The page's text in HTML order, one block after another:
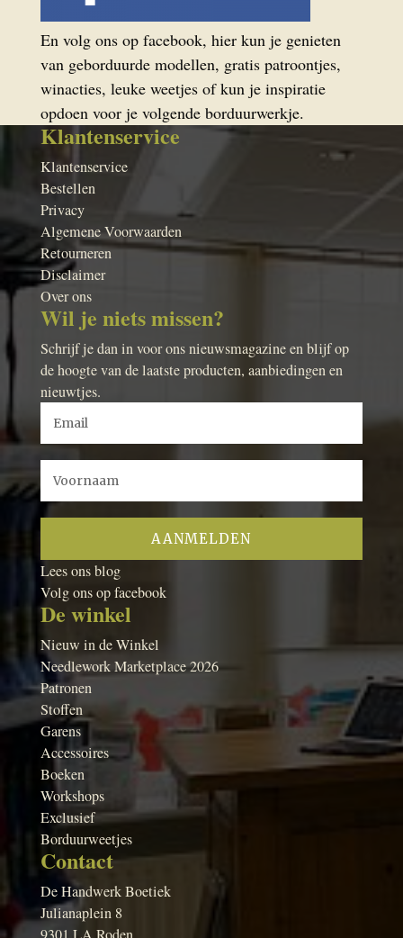
En volg ons op facebook, hier kun je genieten
van geborduurde modellen, gratis patroontjes,
winacties, leuke weetjes of kun je inspiratie
opdoen voor je volgende borduurwerkje.
Klantenservice
Klantenservice
Bestellen
Privacy
Algemene Voorwaarden
Retourneren
Disclaimer
Over ons
Wil je niets missen?
Schrijf je dan in voor ons nieuwsmagazine en blijf op
de hoogte van de laatste producten, aanbiedingen en
nieuwtjes.
Lees ons blog
Volg ons op facebook
De winkel
Nieuw in de Winkel
Needlework Marketplace 2026
Patronen
Stoffen
Garens
Accessoires
Boeken
Workshops
Exclusief
Borduurweetjes
Contact
De Handwerk Boetiek
Julianaplein 8